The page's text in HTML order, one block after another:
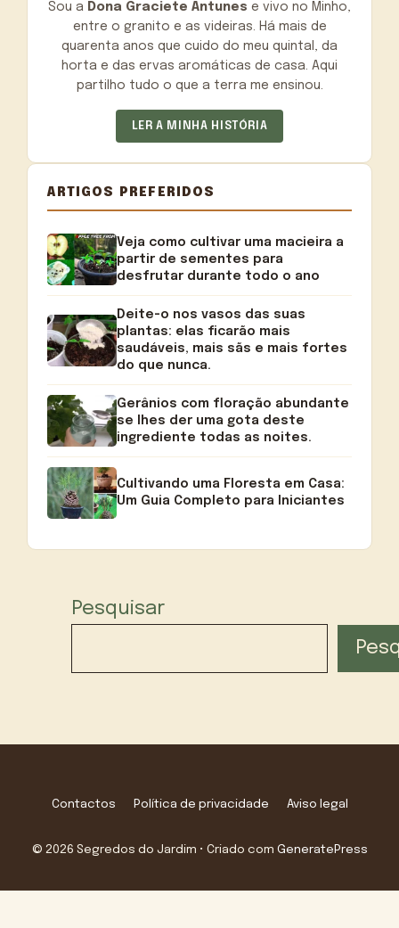
Sou a Dona Graciete Antunes e vivo no Minho,
entre o granito e as videiras. Há mais de
quarenta anos que cuido do meu quintal, da
horta e das ervas aromáticas de casa. Aqui
partilho tudo o que a terra me ensinou.
LER A MINHA HISTÓRIA
ARTIGOS PREFERIDOS
Veja como cultivar uma macieira a
partir de sementes para
desfrutar durante todo o ano
Deite-o nos vasos das suas
plantas: elas ficarão mais
saudáveis, mais sãs e mais fortes
do que nunca.
Gerânios com floração abundante
se lhes der uma gota deste
ingrediente todas as noites.
Cultivando uma Floresta em Casa:
Um Guia Completo para Iniciantes
Pesquisar
Contactos Política de privacidade Aviso legal
© 2026 Segredos do Jardim • Criado com GeneratePress